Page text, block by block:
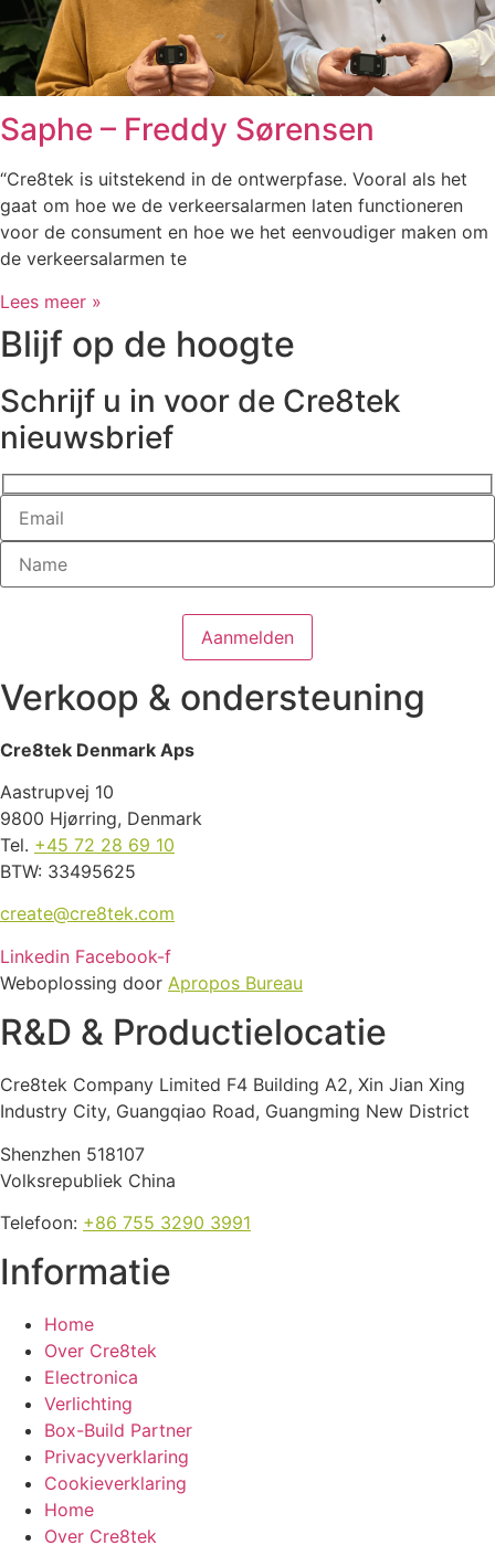
Saphe – Freddy Sørensen
“Cre8tek is uitstekend in de ontwerpfase. Vooral als het
gaat om hoe we de verkeersalarmen laten functioneren
voor de consument en hoe we het eenvoudiger maken om
de verkeersalarmen te
Lees meer »
Blijf op de hoogte
Schrijf u in voor de Cre8tek
nieuwsbrief
Verkoop & ondersteuning
Cre8tek Denmark Aps
Aastrupvej 10
9800 Hjørring, Denmark
Tel. +45 72 28 69 10
BTW: 33495625
create@cre8tek.com
Linkedin Facebook-f
Weboplossing door Apropos Bureau
R&D & Productielocatie
Cre8tek Company Limited F4 Building A2, Xin Jian Xing
Industry City, Guangqiao Road, Guangming New District
Shenzhen 518107
Volksrepubliek China
Telefoon: +86 755 3290 3991
Informatie
Home
Over Cre8tek
Electronica
Verlichting
Box-Build Partner
Privacyverklaring
Cookieverklaring
Home
Over Cre8tek